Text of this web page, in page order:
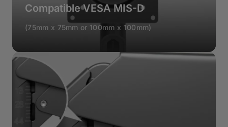
Compatible VESA MIS-D
(75mm x 75mm or 100mm x 100mm)